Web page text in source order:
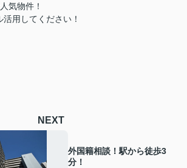
気物件！
用してください！
NEXT
外国籍相談！駅から徒歩3
分！